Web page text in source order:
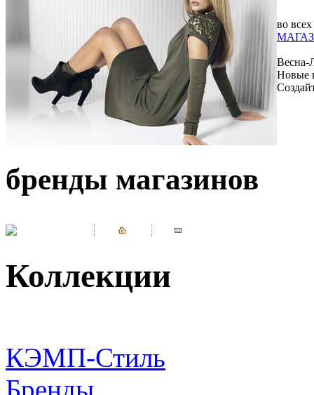
во всех
Весна-
Новые
бренды магазинов
Коллекции
КЭМП-Стиль
Бренды